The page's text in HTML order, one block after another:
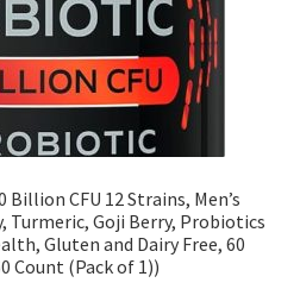
CFU 12 Strains, Men’s
Turmeric, Goji Berry, Probiotics
Gluten and Dairy Free, 60
Count (Pack of 1))